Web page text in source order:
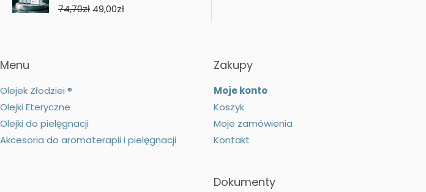
74,70zł P
e
49,00złA
n
Menu
Olejek Złodziei ®
Olejki Eteryczne
Olejki do pielęgnacji
Akcesoria do aromaterapii i pielęgnacji
Zakupy
Moje konto
Koszyk
Moje zamówienia
Kontakt
Dokumenty